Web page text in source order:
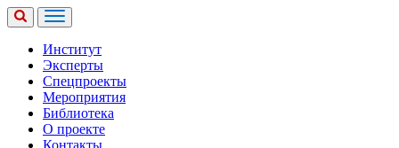
Институт
Эксперты
Спецпроекты
Мероприятия
Библиотека
О проекте
Контакты